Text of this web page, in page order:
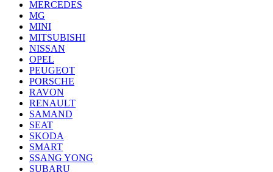
MERCEDES
MG
MINI
MITSUBISHI
NISSAN
OPEL
PEUGEOT
PORSCHE
RAVON
RENAULT
SAMAND
SEAT
SKODA
SMART
SSANG YONG
SUBARU